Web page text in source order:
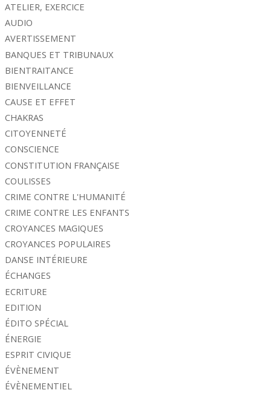
ATELIER, EXERCICE
AUDIO
AVERTISSEMENT
BANQUES ET TRIBUNAUX
BIENTRAITANCE
BIENVEILLANCE
CAUSE ET EFFET
CHAKRAS
CITOYENNETÉ
CONSCIENCE
CONSTITUTION FRANÇAISE
COULISSES
CRIME CONTRE L'HUMANITÉ
CRIME CONTRE LES ENFANTS
CROYANCES MAGIQUES
CROYANCES POPULAIRES
DANSE INTÉRIEURE
ÉCHANGES
ECRITURE
EDITION
ÉDITO SPÉCIAL
ÉNERGIE
ESPRIT CIVIQUE
ÉVÈNEMENT
ÉVÈNEMENTIEL